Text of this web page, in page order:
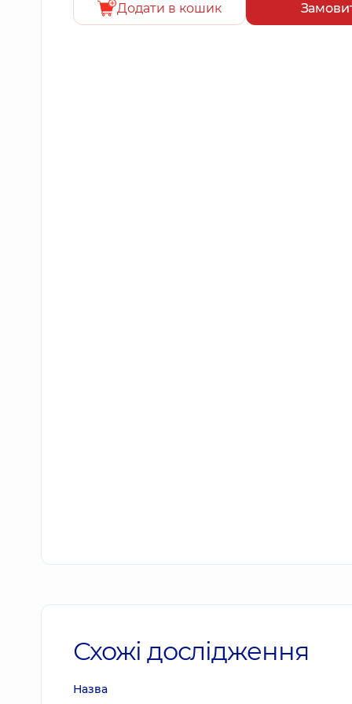
Додати в кошик
Схожі дослідження
Назва